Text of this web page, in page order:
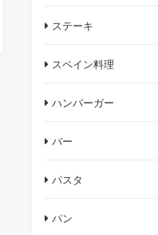
ステーキ
スペイン料理
ハンバーガー
バー
パスタ
パン